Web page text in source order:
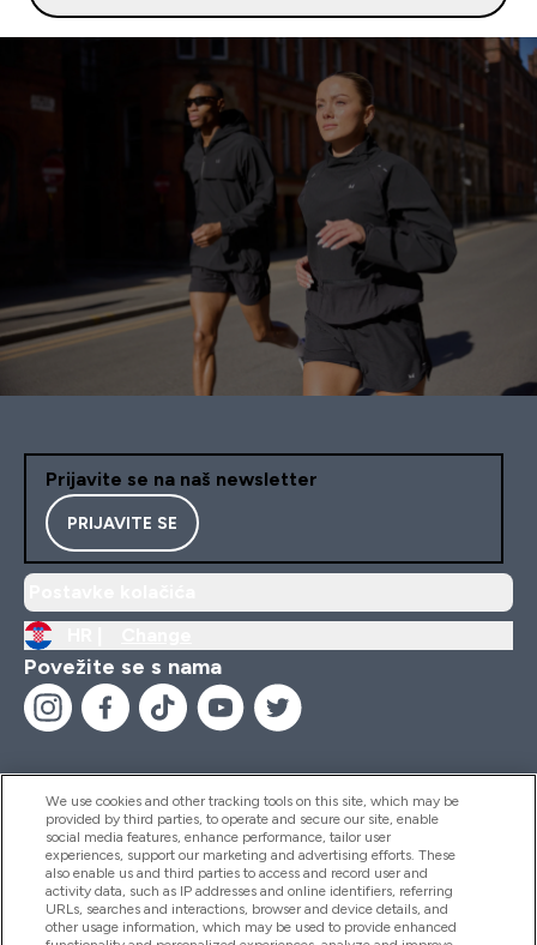
Prijavite se na naš newsletter
PRIJAVITE SE
Povežite se s nama
Pomoć I Informacije
Proizvodi
We use cookies and other tracking tools on this site, which may be
provided by third parties, to operate and secure our site, enable
social media features, enhance performance, tailor user
experiences, support our marketing and advertising efforts. These
also enable us and third parties to access and record user and
activity data, such as IP addresses and online identifiers, referring
URLs, searches and interactions, browser and device details, and
other usage information, which may be used to provide enhanced